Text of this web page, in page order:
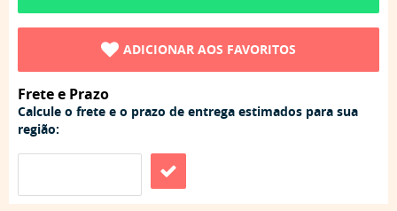
ADICIONAR AOS FAVORITOS
Frete e Prazo
Calcule o frete e o prazo de entrega estimados para sua
região: